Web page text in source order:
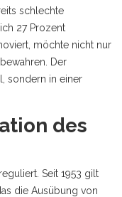
schlechte
27 Prozent
möchte nicht nur
Der
sondern in einer
des
Seit 1953 gilt
die Ausübung von